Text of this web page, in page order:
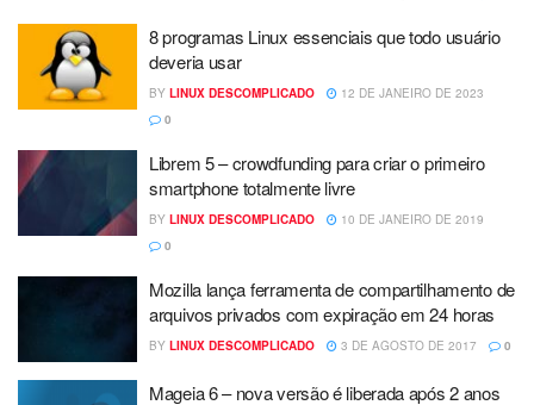
8 programas Linux essenciais que todo usuário
deveria usar
BY LINUX DESCOMPLICADO
12 DE JANEIRO DE 2023
0
Librem 5 – crowdfunding para criar o primeiro
smartphone totalmente livre
BY LINUX DESCOMPLICADO
10 DE JANEIRO DE 2019
0
Mozilla lança ferramenta de compartilhamento de
arquivos privados com expiração em 24 horas
BY LINUX DESCOMPLICADO 3 DE AGOSTO DE 2017 0
Mageia 6 – nova versão é liberada após 2 anos